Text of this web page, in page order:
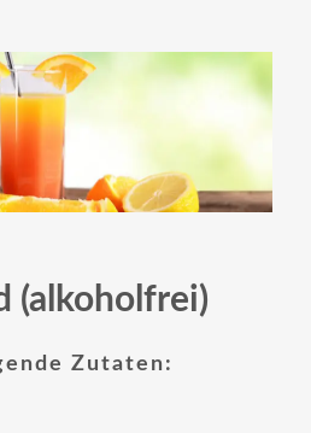
(alkoholfrei)
Zutaten: